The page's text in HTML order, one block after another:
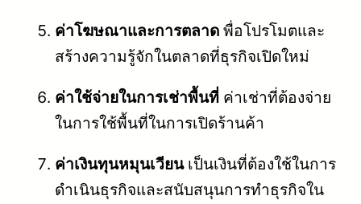
ค่าโฆษณาและการตลาด พื่อโปรโมตและ
สร้างความรู้จักในตลาดที่ธุรกิจเปิดใหม่
ค่าใช้จ่ายในการเช่าพื้นที่ ค่าเช่าที่ต้องจ่าย
ในการใช้พื้นที่ในการเปิดร้านค้า
ค่าเงินทุนหมุนเวียนเป็นเงินที่ต้องใช้ในการ
ดำเนินธุรกิจและสนับสนุนการทำธุรกิจใน